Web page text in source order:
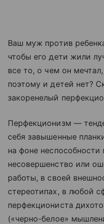
Ваш муж против
чтобы его дети жили
все то, о чем он
поэтому и детей нет?
закоренелый
Перфекционизм —
себя завышенные
на фоне
несовершенство или
работы, в своей
стереотипах, в любой
перфекциониста
(«черно-белое»